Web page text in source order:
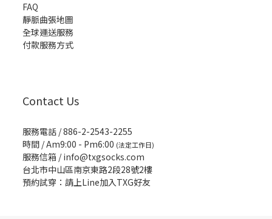
FAQ
靜脈曲張地圖
全球運送服務
付款服務方式
Contact Us
服務電話 / 886-2-2543-2255
時間 / Am9:00 - Pm6:00 (法定工作日)
服務信箱 /info@txgsocks.com
台北市中山區南京東路2段28號2樓
預約試穿：請上Line加入TXG好友